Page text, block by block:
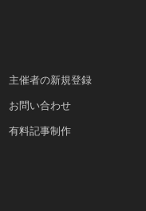
主催者の新規登録
お問い合わせ
有料記事制作